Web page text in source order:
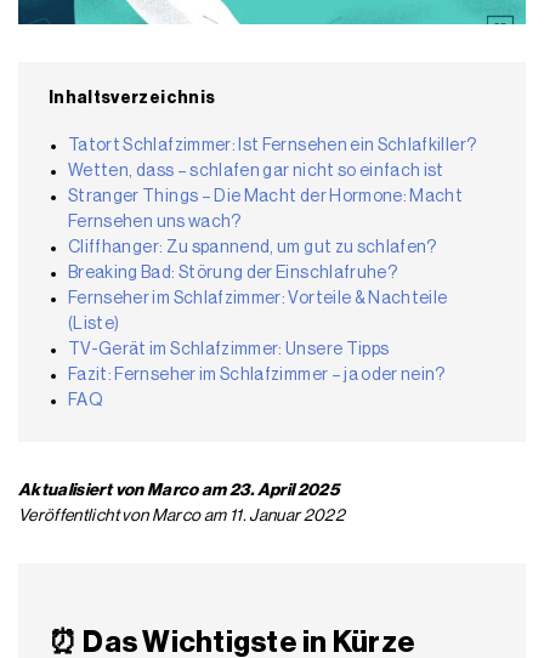
Inhaltsverzeichnis
Tatort Schlafzimmer: Ist Fernsehen ein Schlafkiller?
Wetten, dass – schlafen gar nicht so einfach ist
Stranger Things – Die Macht der Hormone: Macht
Fernsehen uns wach?
Cliffhanger: Zu spannend, um gut zu schlafen?
Breaking Bad: Störung der Einschlafruhe?
Fernseher im Schlafzimmer: Vorteile & Nachteile
(Liste)
TV-Gerät im Schlafzimmer: Unsere Tipps
Fazit: Fernseher im Schlafzimmer – ja oder nein?
FAQ
Aktualisiert von Marco am 23. April 2025
Veröffentlicht von Marco am 11. Januar 2022
⏰ Das Wichtigste in Kürze